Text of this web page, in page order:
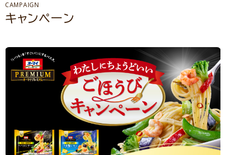
CAMPAIGN
キャンペーン